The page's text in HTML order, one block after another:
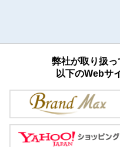
弊社が取り扱
以下のWebサ